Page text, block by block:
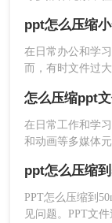
通过优化PPT
音效，将高质
小文件大小。
置，进一步减
际需求进
缺点：需
某些特定
至50MB以下，那
种实用的方法。
ppt怎么压缩
在日常办公和学
而，有时文件过
件，使其大小控
压缩方法，帮助
在日常工作和学
和动画等多媒体
文件大小呢？为
绍四种实用的PPT
PPT怎么压缩到
见问题。PPT文